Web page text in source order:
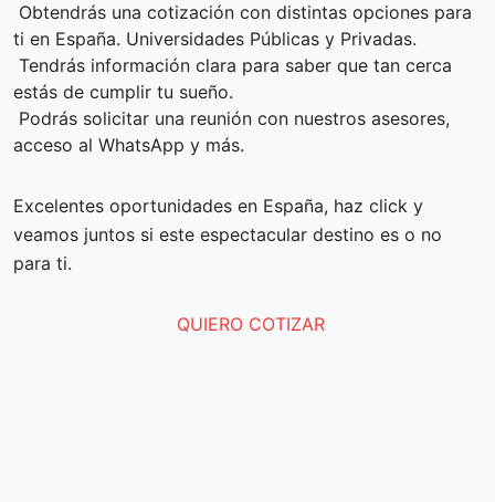
Obtendrás una cotización con distintas opciones para
ti en España. Universidades Públicas y Privadas.
Tendrás información clara para saber que tan cerca
estás de cumplir tu sueño.
Podrás solicitar una reunión con nuestros asesores,
acceso al WhatsApp y más.
Excelentes oportunidades en España, haz click y
veamos juntos si este espectacular destino es o no
para ti.
QUIERO COTIZAR